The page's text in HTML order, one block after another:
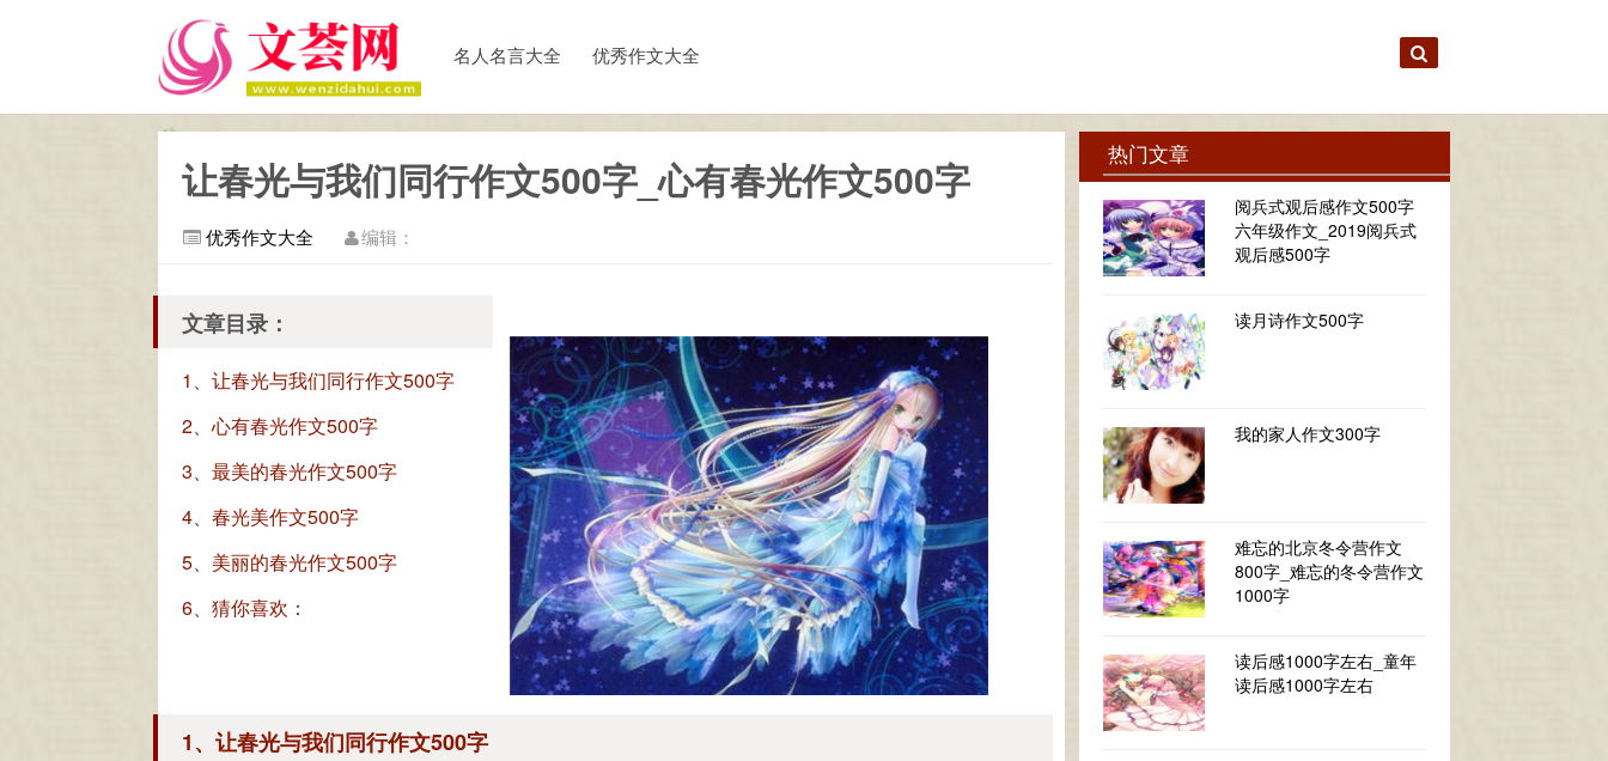
名人名言大全 优秀作文大全
让春光与我们同行作文500字_心有春光作文500字
优秀作文大全 编辑：
文章目录：
1、让春光与我们同行作文500字
2、心有春光作文500字
3、最美的春光作文500字
4、春光美作文500字
5、美丽的春光作文500字
6、猜你喜欢：
1、让春光与我们同行作文500字
热门文章
阅兵式观后感作文500字
六年级作文_2019阅兵式
观后感500字
读月诗作文500字
我的家人作文300字
难忘的北京冬令营作文
800字_难忘的冬令营作文
1000字
读后感1000字左右_童年
读后感1000字左右